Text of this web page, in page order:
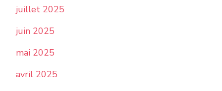
juillet 2025
juin 2025
mai 2025
avril 2025